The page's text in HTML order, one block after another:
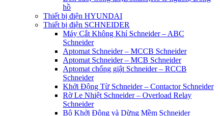
hồ
Thiết bị điện HYUNDAI
Thiết bị điện SCHNEIDER
Máy Cắt Không Khí Schneider – ABC
Schneider
Aptomat Schneider – MCCB Schneider
Aptomat Schneider – MCB Schneider
Aptomat chống giật Schneider – RCCB
Schneider
Khởi Động Từ Schneider – Contactor Schneider
Rờ Le Nhiệt Schneider – Overload Relay
Schneider
Bộ Khởi Động và Dừng Mềm Schneider